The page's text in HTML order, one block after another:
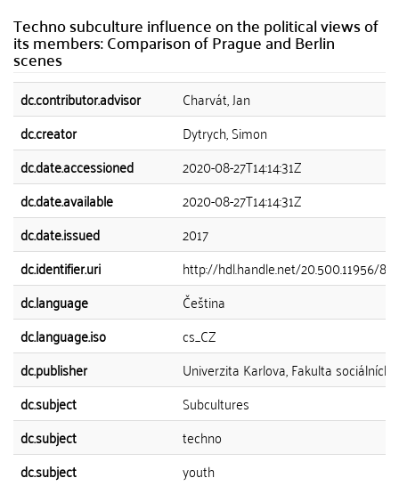
Techno subculture influence on the political views of
its members: Comparison of Prague and Berlin
scenes
dc.contributor.advisor
Charvát, Jan
dc.creator
Dytrych, Simon
dc.date.accessioned
2020-08-27T14:14:31Z
dc.date.available
2020-08-27T14:14:31Z
dc.date.issued
2017
dc.identifier.uri
http://hdl.handle.net/20.500.11956/
dc.language
Čeština
dc.language.iso
cs_CZ
dc.publisher
Univerzita Karlova, Fakulta sociálních
dc.subject
Subcultures
dc.subject
techno
dc.subject
youth